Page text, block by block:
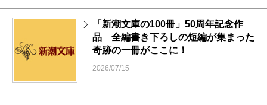
「新潮文庫の100冊」50周年記念作
品 全編書き下ろしの短編が集まった
奇跡の一冊がここに！
2026/07/15